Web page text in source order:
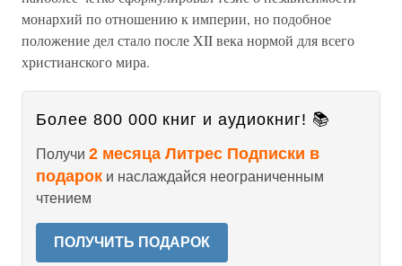
монархий по отношению к империи, но подобное
положение дел стало после XII века нормой для всего
христианского мира.
Более 800 000 книг и аудиокниг! 📚
Получи 2 месяца Литрес Подписки в
подарок и наслаждайся неограниченным
чтением
ПОЛУЧИТЬ ПОДАРОК